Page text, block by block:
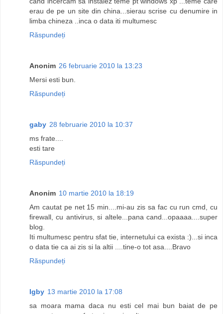
erau de pe un site din china...sierau scrise cu denumire in
limba chineza ..inca o data iti multumesc
Răspundeți
Anonim 26 februarie 2010 la 13:23
Mersi esti bun.
Răspundeți
gaby 28 februarie 2010 la 10:37
ms frate....
esti tare
Răspundeți
Anonim 10 martie 2010 la 18:19
Am cautat pe net 15 min....mi-au zis sa fac cu run cmd, cu
firewall, cu antivirus, si altele...pana cand...opaaaa....super
blog.
Iti multumesc pentru sfat tie, internetului ca exista :)...si inca
o data tie ca ai zis si la altii ....tine-o tot asa....Bravo
Răspundeți
Igby 13 martie 2010 la 17:08
sa moara mama daca nu esti cel mai bun baiat de pe